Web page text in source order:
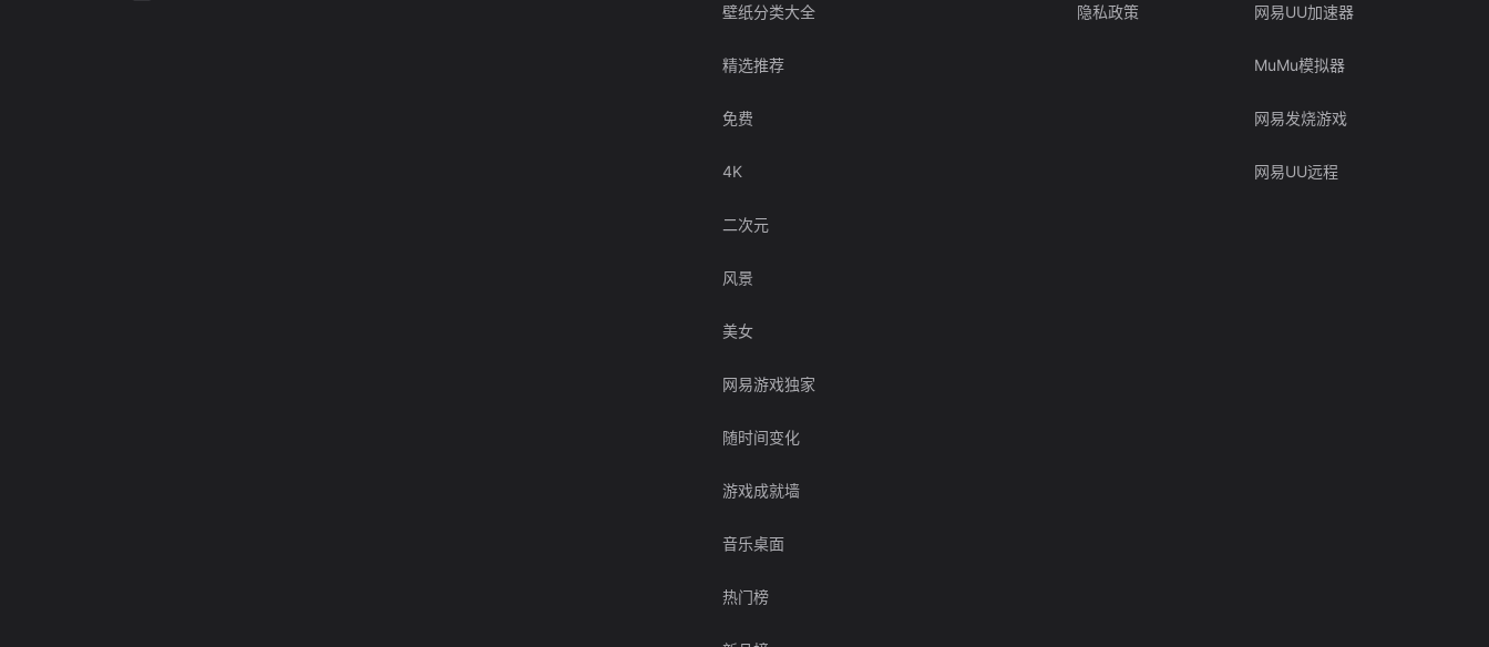
壁纸分类大全
精选推荐
免费
4K
二次元
风景
美女
网易游戏独家
随时间变化
游戏成就墙
音乐桌面
热门榜
隐私政策 网易UU加速器
MuMu模拟器
网易发烧游戏
网易UU远程